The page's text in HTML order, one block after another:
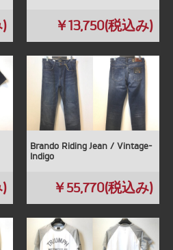
￥13,750(税込み)
Brando Riding Jean / Vintage-
Indigo
￥55,770(税込み)